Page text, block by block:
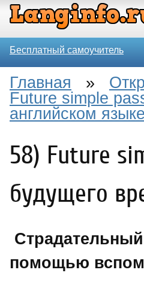
Бесплатный самоучитель
Главная »
Future simple
английском языке
58) Future
будущего
Страдательный
помощью